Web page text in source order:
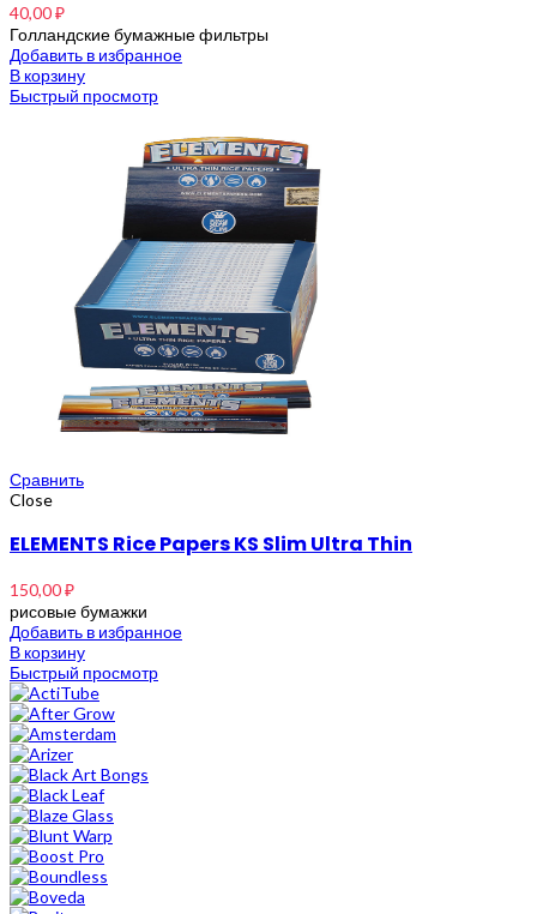
40,00₽
Голландские бумажные фильтры
Добавить в избранное
В корзину
Быстрый просмотр
Сравнить
Close
ELEMENTS Rice Papers KS Slim Ultra Thin
150,00₽
рисовые бумажки
Добавить в избранное
В корзину
Быстрый просмотр